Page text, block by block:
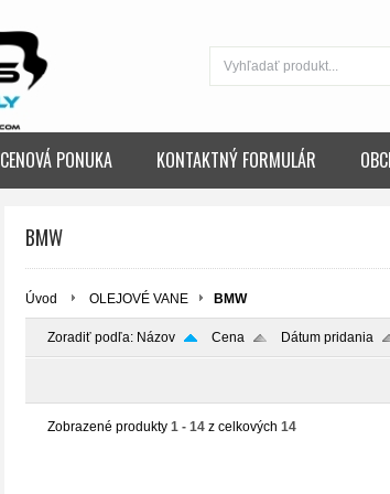
CENOVÁ PONUKA KONTAKTNÝ FORMULÁR
BMW
Úvod OLEJOVÉ VANE BMW
Zoradiť podľa: Názov Cena Dátum pridania
Zobrazené produkty 1 - 14 z celkových 14